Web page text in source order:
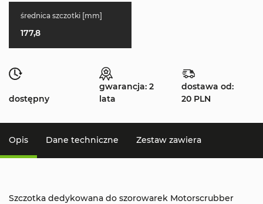
średnica szczotki [mm]
177,8
dostępny
gwarancja: 2
lata
dostawa od:
20 PLN
Opis Dane techniczne Zestaw zawiera
Szczotka dedykowana do szorowarek Motorscrubber